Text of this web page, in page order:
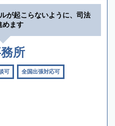
が起こらないように、司法
めます
所
可 全国出張対応可